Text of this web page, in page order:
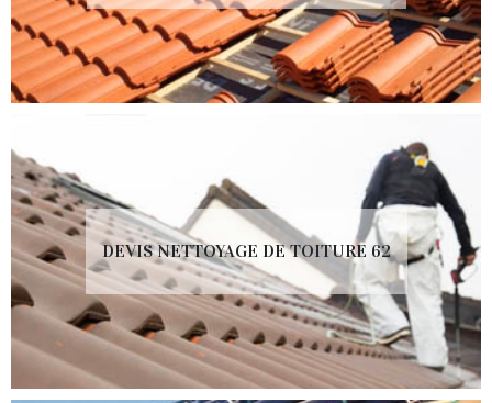
DEVIS NETTOYAGE DE TOITURE 62